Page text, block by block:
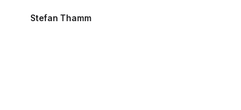
Stefan Thamm